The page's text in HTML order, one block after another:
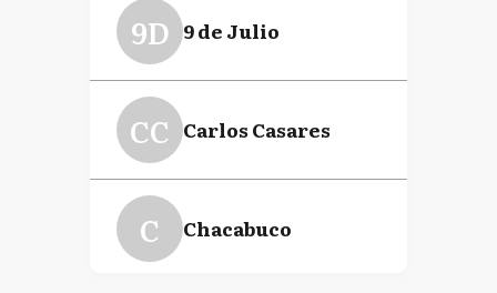
9D 9 de Julio
CC Carlos Casares
C Chacabuco